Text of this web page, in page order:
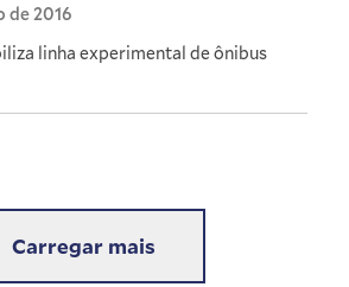
de 2016
linha experimental de ônibus
Carregar mais